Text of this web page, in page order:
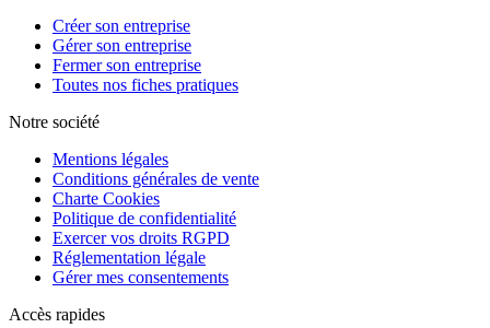
Créer son entreprise
Gérer son entreprise
Fermer son entreprise
Toutes nos fiches pratiques
Notre société
Mentions légales
Conditions générales de vente
Charte Cookies
Politique de confidentialité
Exercer vos droits RGPD
Réglementation légale
Gérer mes consentements
Accès rapides